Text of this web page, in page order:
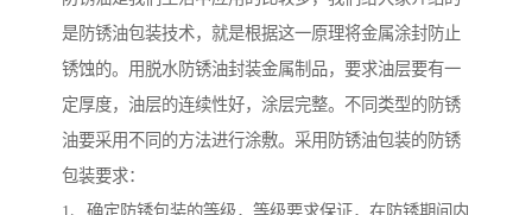
是防锈油包装技术，就是根据这一原理将金属涂封防止
锈蚀的。用脱水防锈油封装金属制品，要求油层要有一
定厚度，油层的连续性好，涂层完整。不同类型的防锈
油要采用不同的方法进行涂敷。采用防锈油包装的防锈
包装要求：